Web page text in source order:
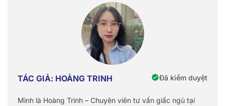
TÁC GIẢ: HOÀNG TRINH Đã kiểm duyệt
Mình là Hoàng Trinh – Chuyên viên tư vấn giấc ngủ tại